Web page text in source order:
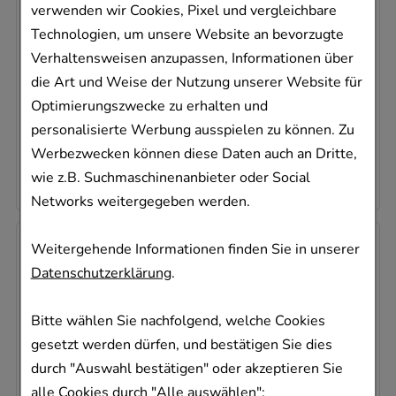
verwenden wir Cookies, Pixel und vergleichbare
Technologien, um unsere Website an bevorzugte
Verhaltensweisen anzupassen, Informationen über
die Art und Weise der Nutzung unserer Website für
Optimierungszwecke zu erhalten und
personalisierte Werbung ausspielen zu können. Zu
Werbezwecken können diese Daten auch an Dritte,
wie z.B. Suchmaschinenanbieter oder Social
Networks weitergegeben werden.
Weitergehende Informationen finden Sie in unserer
Datenschutzerklärung.
Bitte wählen Sie nachfolgend, welche Cookies
gesetzt werden dürfen, und bestätigen Sie dies
durch "Auswahl bestätigen" oder akzeptieren Sie
VAGISAN FeuchtCreme
Dr. August Wolff GmbH & Co. KG Arzneimittel
Creme
09739474
Sofort lieferbar
11,50 €¹
460,00 €pro 1 kg
LINOLA Hand Creme
- 12,5%